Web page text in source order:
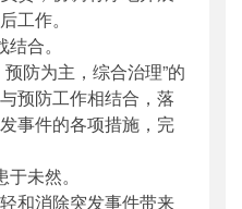
工作。
合。
防为主，综合治理”的
预防工作相结合，落
事件的各项措施，完
未然。
消除突发事件带来